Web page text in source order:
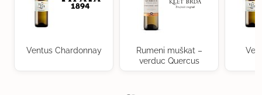
Ventus Chardonnay
Rumeni muškat –
verduc Quercus